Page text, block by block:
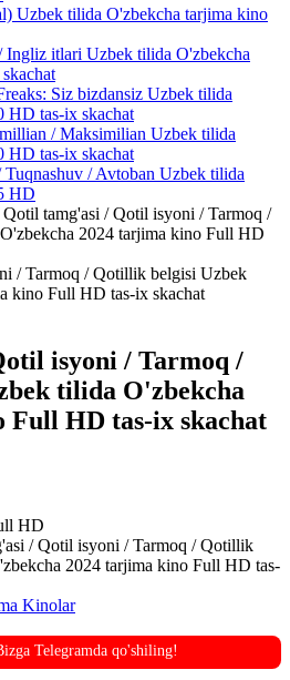
tamg'asi / Qotil isyoni / Tarmoq /
2024 tarjima kino Full HD
isyoni / Tarmoq /
tilida O'zbekcha
Full HD tas-ix skachat
HD
/ Qotil isyoni / Tarmoq / Qotillik
2024 tarjima kino Full HD tas-
Kinolar
Telegramda qo'shiling!